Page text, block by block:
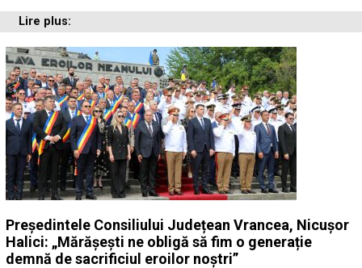
Lire plus:
Președintele Consiliului Județean Vrancea, Nicușor
Halici: „Mărășești ne obligă să fim o generație
demnă de sacrificiul eroilor noștri”